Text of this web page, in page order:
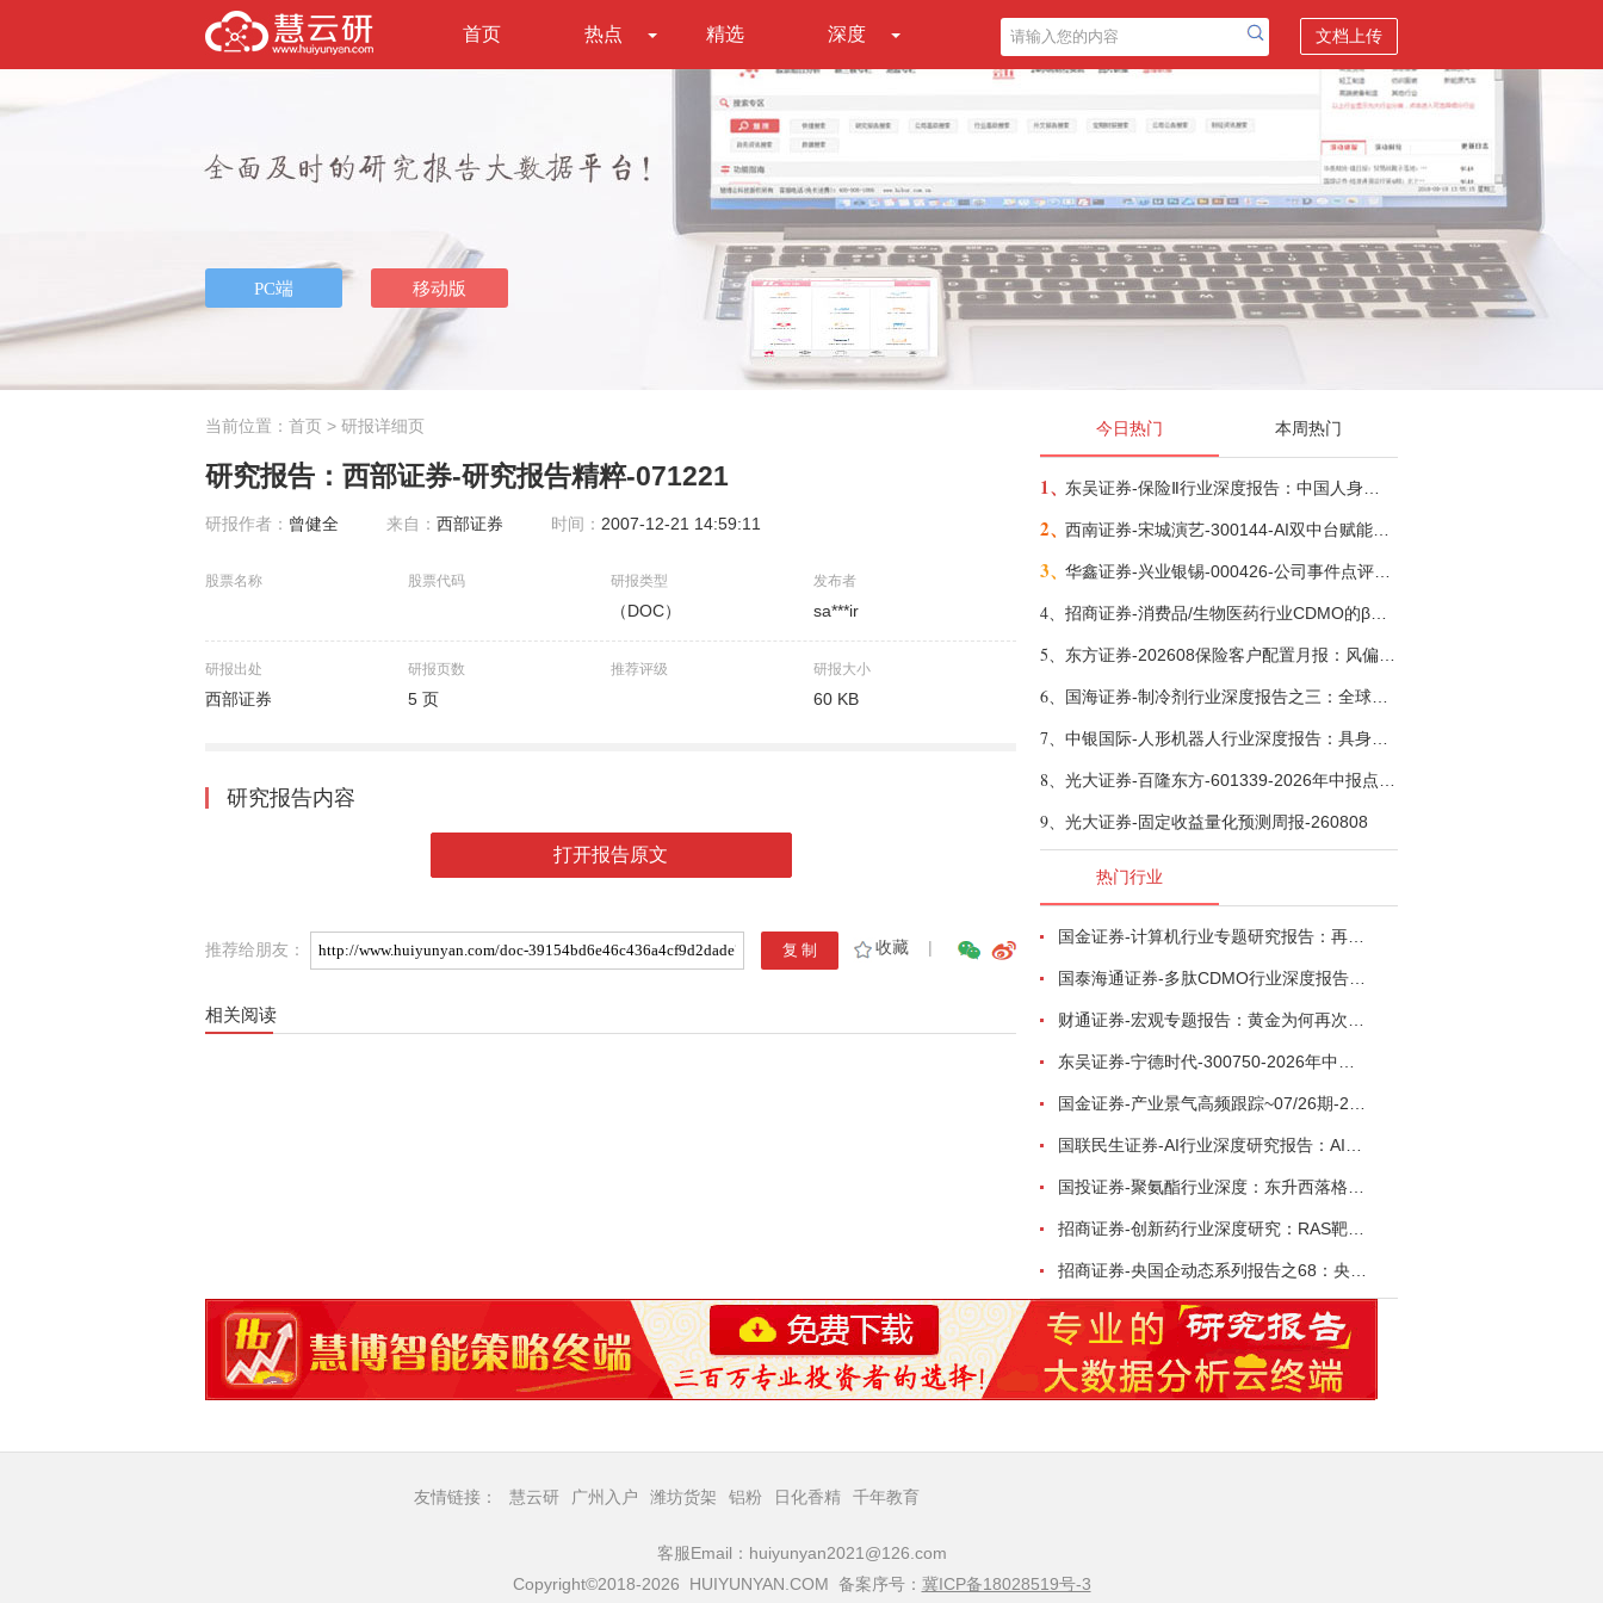
首页 热点 精选 深度 文档上传
当前位置： 首页 > 研报详细页
研究报告：西部证券-研究报告精粹-071221
研报作者： 曾健全 来自： 西部证券 时间： 2007-12-21 14:59:11
股票名称 股票代码 研报类型
（DOC）
发布者
sa***ir
研报出处
西部证券
研报页数
5 页
推荐评级 研报大小
60 KB
研究报告内容
打开报告原文
推荐给朋友： 收藏 |
相关阅读
今日热门 本周热门
1、
2、
3、
4、
5、
6、
7、
8、
9、 光大证券-固定收益量化预测周报-260808
热门行业
友情链接： 慧云研 广州入户 潍坊货架 铝粉 日化香精 千年教育
客服Email：huiyunyan2021@126.com
Copyright©2018-2026 HUIYUNYAN.COM 备案序号： 冀ICP备18028519号-3